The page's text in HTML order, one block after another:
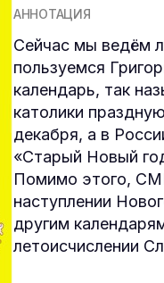
АННОТАЦИЯ
Сейчас мы ведём
пользуемся
календарь, так
католики
декабря, а в
«Старый Новый
Помимо этого,
наступлении
другим
летоисчислении